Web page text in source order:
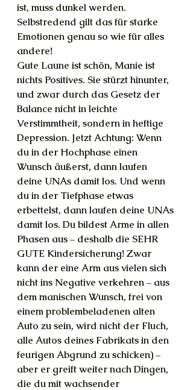
ist, muss dunkel werden.
Selbstredend gilt das für starke
Emotionen genau so wie für alles
andere!
Gute Laune ist schön, Manie ist
nichts Positives. Sie stürzt hinunter,
und zwar durch das Gesetz der
Balance nicht in leichte
Verstimmtheit, sondern in heftige
Depression. Jetzt Achtung: Wenn
du in der Hochphase einen
Wunsch äußerst, dann laufen
deine UNAs damit los. Und wenn
du in der Tiefphase etwas
erbettelst, dann laufen deine UNAs
damit los. Du bildest Arme in allen
Phasen aus – deshalb die SEHR
GUTE Kindersicherung! Zwar
kann der eine Arm aus vielen sich
nicht ins Negative verkehren – aus
dem manischen Wunsch, frei von
einem problembeladenen alten
Auto zu sein, wird nicht der Fluch,
alle Autos deines Fabrikats in den
feurigen Abgrund zu schicken) –
aber er greift weiter nach Dingen,
die du mit wachsender